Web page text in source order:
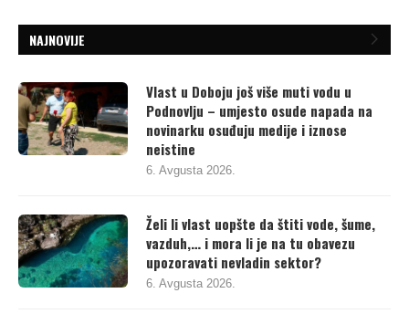
NAJNOVIJE
Vlast u Doboju još više muti vodu u
Podnovlju – umjesto osude napada na
novinarku osuđuju medije i iznose
neistine
6. Avgusta 2026.
Želi li vlast uopšte da štiti vode, šume,
vazduh,… i mora li je na tu obavezu
upozoravati nevladin sektor?
6. Avgusta 2026.